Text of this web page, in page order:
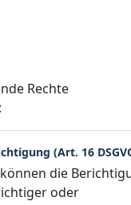
Rechte
(Art. 16
die
oder